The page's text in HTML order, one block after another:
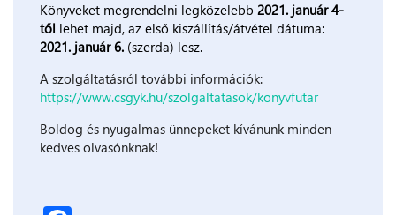
Könyveket megrendelni legközelebb 2021. január 4-
től lehet majd, az első kiszállítás/átvétel dátuma:
2021. január 6. (szerda) lesz.
A szolgáltatásról további információk:
https://www.csgyk.hu/szolgaltatasok/konyvfutar
Boldog és nyugalmas ünnepeket kívánunk minden
kedves olvasónknak!